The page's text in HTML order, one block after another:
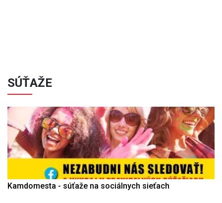
SÚŤAŽE
Kamdomesta - súťaže na sociálnych sieťach